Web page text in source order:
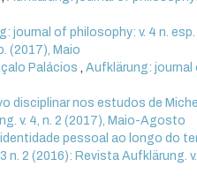
journal of philosophy: v. 4 n. esp.
(2017), Maio
Palácios,Aufklärung: journal
disciplinar nos estudos de Michel
v. 4, n. 2 (2017), Maio-Agosto
pessoal ao longo do
2 (2016): Revista Aufklärung. v.